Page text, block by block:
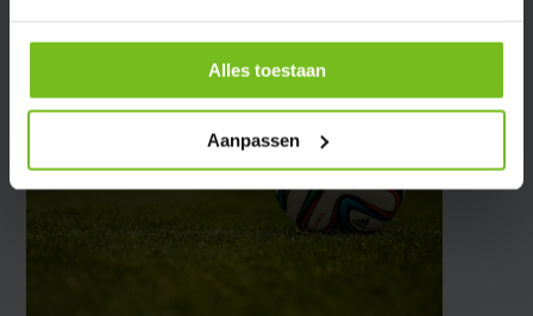
Alles toestaan
Aanpassen